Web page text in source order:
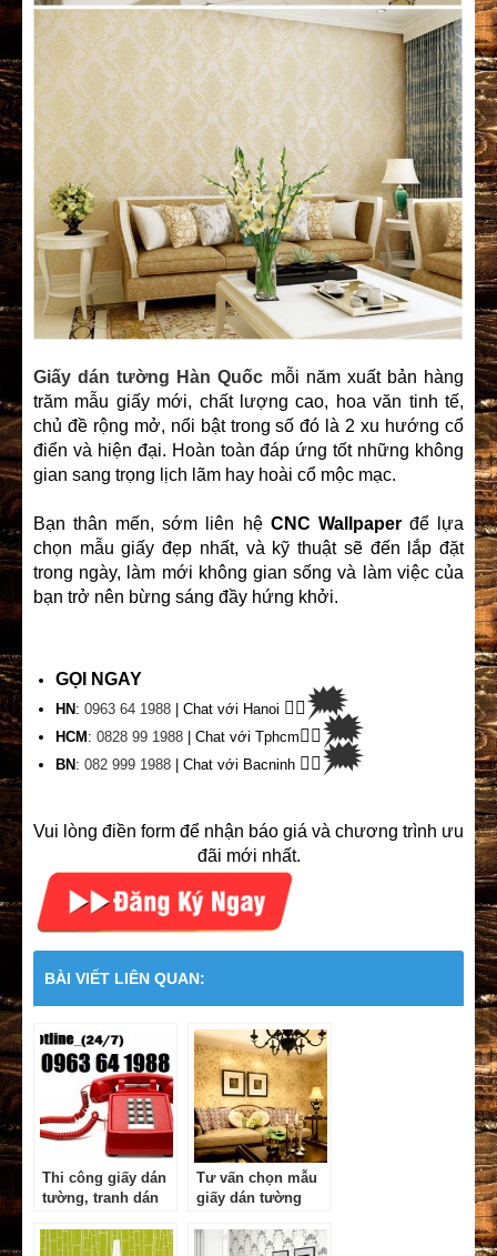
Giấy dán tường Hàn Quốc mỗi năm xuất bản hàng
trăm mẫu giấy mới, chất lượng cao, hoa văn tinh tế,
chủ đề rộng mở, nổi bật trong số đó là 2 xu hướng cổ
điển và hiện đại. Hoàn toàn đáp ứng tốt những không
gian sang trọng lịch lãm hay hoài cổ mộc mạc.
Bạn thân mến, sớm liên hệ CNC Wallpaperđể lựa
chọn mẫu giấy đẹp nhất, và kỹ thuật sẽ đến lắp đặt
trong ngày, làm mới không gian sống và làm việc của
bạn trở nên bừng sáng đầy hứng khởi.
GỌI NGAY
HN: 0963 64 1988 | Chat với Hanoi 👉🏽🗯
HCM: 0828 99 1988 | Chat với Tphcm 👉🏽🗯
BN: 082 999 1988 | Chat với Bacninh 👉🏽🗯
Vui lòng điền form để nhận báo giá và chương trình ưu
đãi mới nhất.
BÀI VIẾT LIÊN QUAN:
Thi công giấy dán
tường, tranh dán
nào?
Tư vấn chọn mẫu
giấy dán tường
& Ấn Tượng